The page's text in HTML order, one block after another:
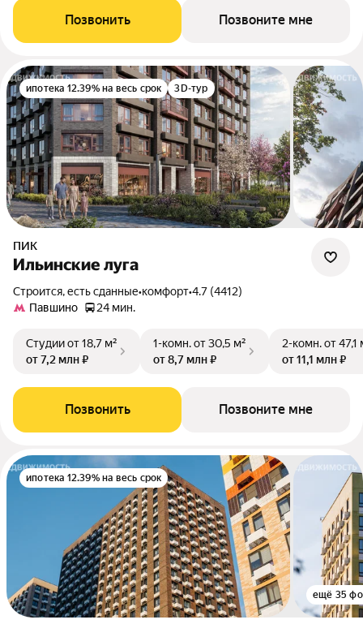
Позвонить Позвоните мне
ипотека 12.39% на весь срок 3D-тур
ПИК
Ильинские луга
Строится, есть сданные•комфорт•4.7 (4412)
Павшино
24 мин.
Студииот 18,7 м²
от 7,2 млн ₽
1-комн.от 30,5 м²
от 8,7 млн ₽
2-комн.от 47,1
от 11,1 млн ₽
Позвонить Позвоните мне
ипотека 12.39% на весь срок
ещё 35